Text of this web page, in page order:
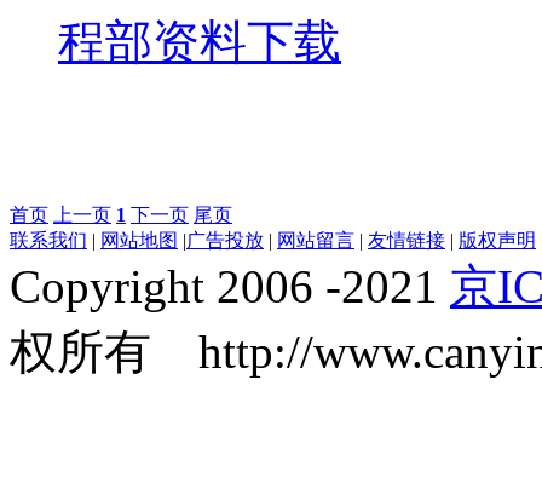
程部资料下载
首页 上一页 1 下一页 尾页
联系我们 | 网站地图 |广告投放 | 网站留言 | 友情链接 | 版权声明
Copyright 2006 -2021 京
权所有 http://